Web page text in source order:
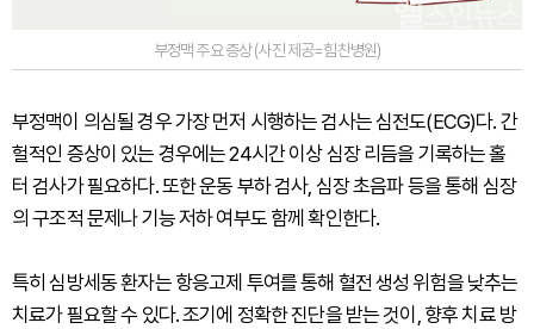
부정맥 주요 증상 (사진 제공=힘찬병원)
부정맥이 의심될 경우 가장 먼저 시행하는 검사는 심전도(ECG)다. 간
헐적인 증상이 있는 경우에는 24시간 이상 심장 리듬을 기록하는 홀
터 검사가 필요하다. 또한 운동 부하 검사, 심장 초음파 등을 통해 심장
의 구조적 문제나 기능 저하 여부도 함께 확인한다.
특히 심방세동 환자는 항응고제 투여를 통해 혈전 생성 위험을 낮추는
치료가 필요할 수 있다. 조기에 정확한 진단을 받는 것이, 향후 치료 방